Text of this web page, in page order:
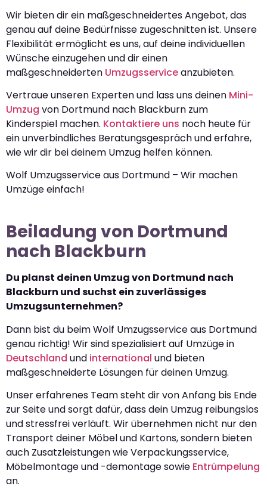
Wir bieten dir ein maßgeschneidertes Angebot, das
genau auf deine Bedürfnisse zugeschnitten ist. Unsere
Flexibilität ermöglicht es uns, auf deine individuellen
Wünsche einzugehen und dir einen
maßgeschneiderten Umzugsserviceanzubieten.
Vertraue unseren Experten und lass uns deinen Mini-
Umzug von Dortmund nach Blackburn zum
Kinderspiel machen. Kontaktiere uns noch heute für
ein unverbindliches Beratungsgespräch und erfahre,
wie wir dir bei deinem Umzug helfen können.
Wolf Umzugsservice aus Dortmund – Wir machen
Umzüge einfach!
Beiladung von Dortmund
nach Blackburn
Du planst deinen Umzug von Dortmund nach
Blackburn und suchst ein zuverlässiges
Umzugsunternehmen?
Dann bist du beim Wolf Umzugsservice aus Dortmund
genau richtig! Wir sind spezialisiert auf Umzüge in
Deutschland und international und bieten
maßgeschneiderte Lösungen für deinen Umzug.
Unser erfahrenes Team steht dir von Anfang bis Ende
zur Seite und sorgt dafür, dass dein Umzug reibungslos
und stressfrei verläuft. Wir übernehmen nicht nur den
Transport deiner Möbel und Kartons, sondern bieten
auch Zusatzleistungen wie Verpackungsservice,
Möbelmontage und -demontage sowie Entrümpelung
an.